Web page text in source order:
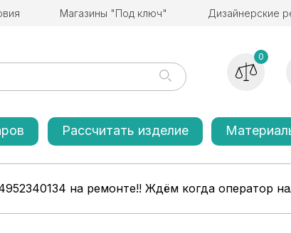
Магазины "Под ключ" Дизайнерские
0
Рассчитать изделие
на ремонте!! Ждём когда оператор